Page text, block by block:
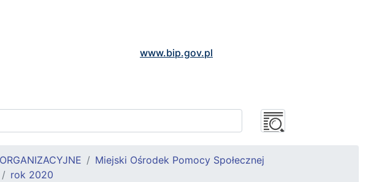
www.bip.gov.pl
Miejski Ośrodek Pomocy Społecznej
rok 2020